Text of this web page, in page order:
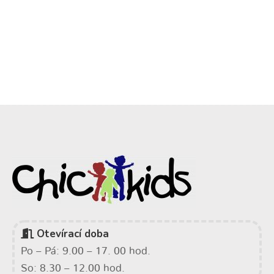
Otevírací doba
Po – Pá: 9.00 – 17. 00 hod.
So: 8.30 – 12.00 hod.